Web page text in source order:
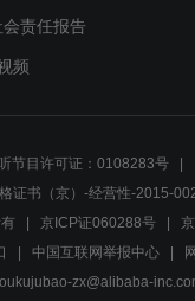
责任报告
频
节目许可证：0108283号
证书（京）-经营性-2015-
京ICP证060288号
中国互联网举报中心
zx@alibaba-